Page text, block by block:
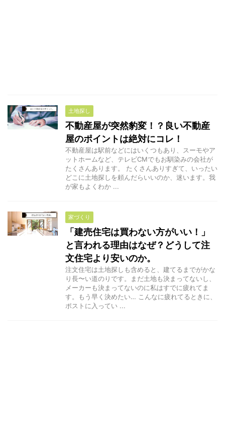
土地探し
不動産屋が突然豹変！？良い不動産
屋のポイントは絶対にコレ！
不動産屋は駅前などにはいくつもあり、スーモやア
ットホームなど、テレビCMでもお馴染みの会社が
たくさんあります。 たくさんありすぎて、いったい
どこに土地探しを頼んだらいいのか、迷います。我
が家もよくわか ...
家づくり
「建売住宅は買わない方がいい！」
と言われる理由はなぜ？どうして注
文住宅より安いのか。
注文住宅は土地探しも含めると、建てるまでがかな
り長〜い道のりです。まだ土地も決まってないし、
メーカーも決まってないのに私はすでに疲れてま
す。もう早く決めたい… こんなに疲れてるときに、
ポストに入ってい ...